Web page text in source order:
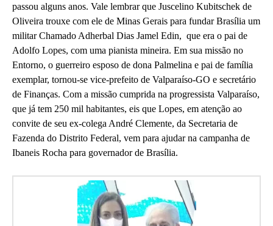
passou alguns anos. Vale lembrar que Juscelino Kubitschek de
Oliveira trouxe com ele de Minas Gerais para fundar Brasília um
militar Chamado Adherbal Dias Jamel Edin, que era o pai de
Adolfo Lopes, com uma pianista mineira. Em sua missão no
Entorno, o guerreiro esposo de dona Palmelina e pai de família
exemplar, tornou-se vice-prefeito de Valparaíso-GO e secretário
de Finanças. Com a missão cumprida na progressista Valparaíso,
que já tem 250 mil habitantes, eis que Lopes, em atenção ao
convite de seu ex-colega André Clemente, da Secretaria de
Fazenda do Distrito Federal, vem para ajudar na campanha de
Ibaneis Rocha para governador de Brasília.